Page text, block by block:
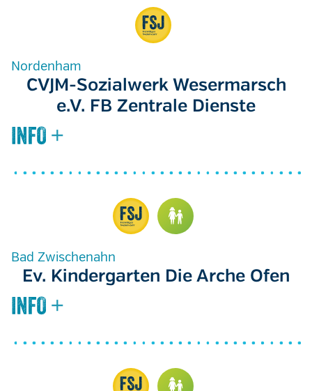
Nordenham
CVJM-Sozialwerk Wesermarsch
e.V. FB Zentrale Dienste
Bad Zwischenahn
Ev. Kindergarten Die Arche Ofen